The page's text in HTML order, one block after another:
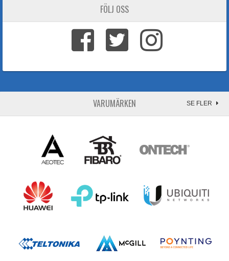
FÖLJ OSS
VARUMÄRKEN SE FLER